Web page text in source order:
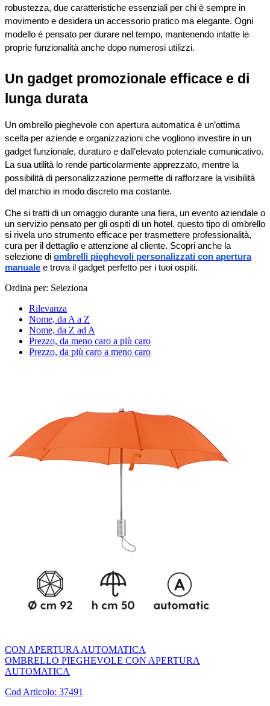
robustezza, due caratteristiche essenziali per chi è sempre in
movimento e desidera un accessorio pratico ma elegante. Ogni
modello è pensato per durare nel tempo, mantenendo intatte le
proprie funzionalità anche dopo numerosi utilizzi.
Un gadget promozionale efficace e di
lunga durata
Un ombrello pieghevole con apertura automatica è un’ottima
scelta per aziende e organizzazioni che vogliono investire in un
gadget funzionale, duraturo e dall’elevato potenziale comunicativo.
La sua utilità lo rende particolarmente apprezzato, mentre la
possibilità di personalizzazione permette di rafforzare la visibilità
del marchio in modo discreto ma costante.
Che si tratti di un omaggio durante una fiera, un evento aziendale o
un servizio pensato per gli ospiti di un hotel, questo tipo di ombrello
si rivela uno strumento efficace per trasmettere professionalità,
cura per il dettaglio e attenzione al cliente. Scopri anche la
selezione di ombrelli pieghevoli personalizzati con apertura
manuale e trova il gadget perfetto per i tuoi ospiti.
Ordina per: Seleziona
Rilevanza
Nome, da A a Z
Nome, da Z ad A
Prezzo, da meno caro a più caro
Prezzo, da più caro a meno caro
CON APERTURA AUTOMATICA
OMBRELLO PIEGHEVOLE CON APERTURA
AUTOMATICA
Cod Articolo: 37491